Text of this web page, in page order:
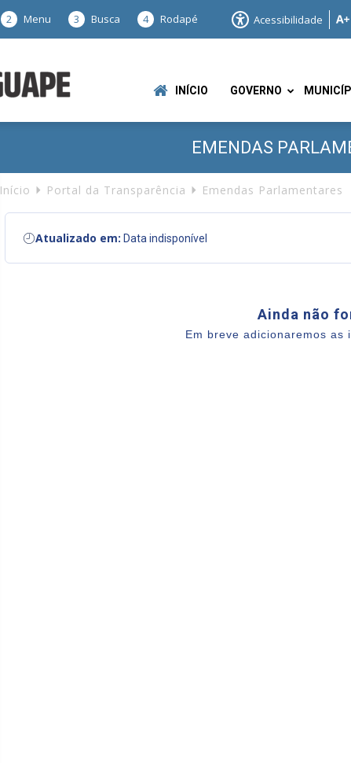
2 Menu 3 Busca 4 Rodapé Acessibilidade
Mamanguape
INÍCIO GOVERNO
EMENDAS
Início Portal da Transparência Emendas Parlamentares
Atualizado em: Data indisponível
Ainda não
Em breve adicionaremos as